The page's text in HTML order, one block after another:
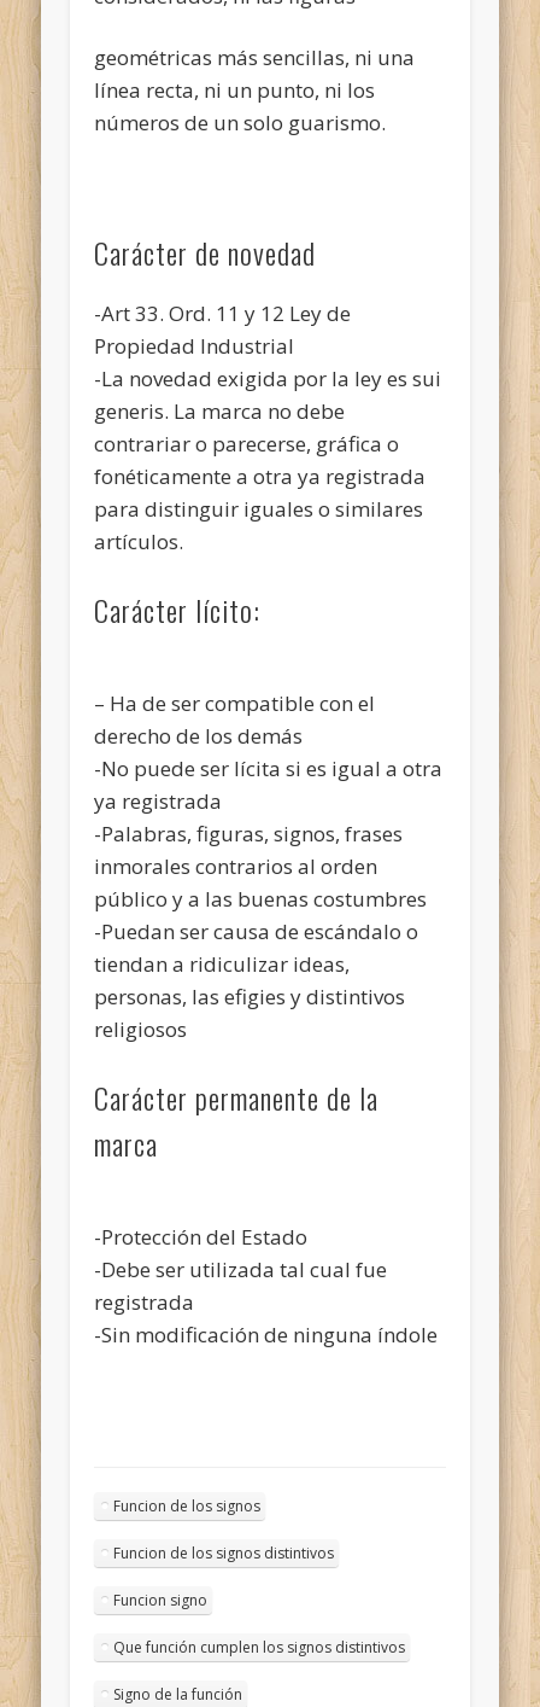
geométricas más sencillas, ni una
línea recta, ni un punto, ni los
números de un solo guarismo.
Carácter de novedad
-Art 33. Ord. 11 y 12 Ley de
Propiedad Industrial
-La novedad exigida por la ley es sui
generis. La marca no debe
contrariar o parecerse, gráfica o
fonéticamente a otra ya registrada
para distinguir iguales o similares
artículos.
Carácter lícito:
– Ha de ser compatible con el
derecho de los demás
-No puede ser lícita si es igual a otra
ya registrada
-Palabras, figuras, signos, frases
inmorales contrarios al orden
público y a las buenas costumbres
-Puedan ser causa de escándalo o
tiendan a ridiculizar ideas,
personas, las efigies y distintivos
religiosos
Carácter permanente de la
marca
-Protección del Estado
-Debe ser utilizada tal cual fue
registrada
-Sin modificación de ninguna índole
Funcion de los signos
Funcion de los signos distintivos
Funcion signo
Que función cumplen los signos distintivos
Signo de la función